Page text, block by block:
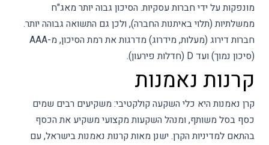
מונפקות על ידי חברות עסקיות. הסיכון גבוה יותר מאג"ח
ממשלתיות (תלוי באיתנות החברה), ולכן גם התשואה גבוהה יותר.
חברות דירוג (מעלות, מידרוג) מדרגות את רמת הסיכון, מ-AAA
(סיכון נמוך) ועד D (חדלות פירעון).
קרנות נאמנות
קרן נאמנות היא כלי השקעה קולקטיבי: משקיעים רבים שמים
כסף בסל משותף, ומנהל השקעות מקצועי משקיע את הכסף
בהתאם למדיניות הקרן. ישנן מאות קרנות נאמנות בישראל, עם